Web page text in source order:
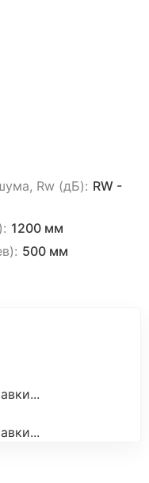
Rw (дБ): RW -
1200 мм
500 мм